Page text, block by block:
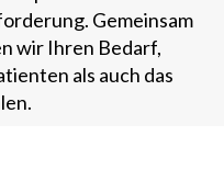
Gemeinsam
wir Ihren Bedarf,
als auch das